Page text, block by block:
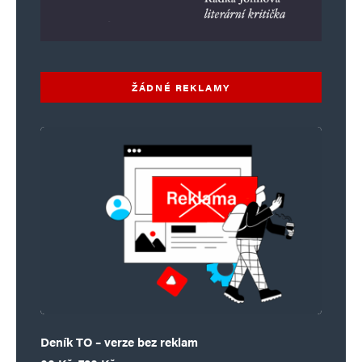
ŽÁDNÉ REKLAMY
Deník TO – verze bez reklam